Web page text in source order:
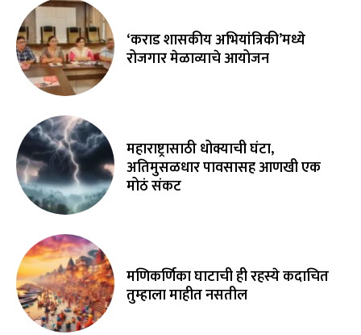
‘कराड शासकीय अभियांत्रिकी’मध्ये
रोजगार मेळाव्याचे आयोजन
महाराष्ट्रासाठी धोक्याची घंटा,
अतिमुसळधार पावसासह आणखी एक
मोठं संकट
मणिकर्णिका घाटाची ही रहस्ये कदाचित
तुम्हाला माहीत नसतील